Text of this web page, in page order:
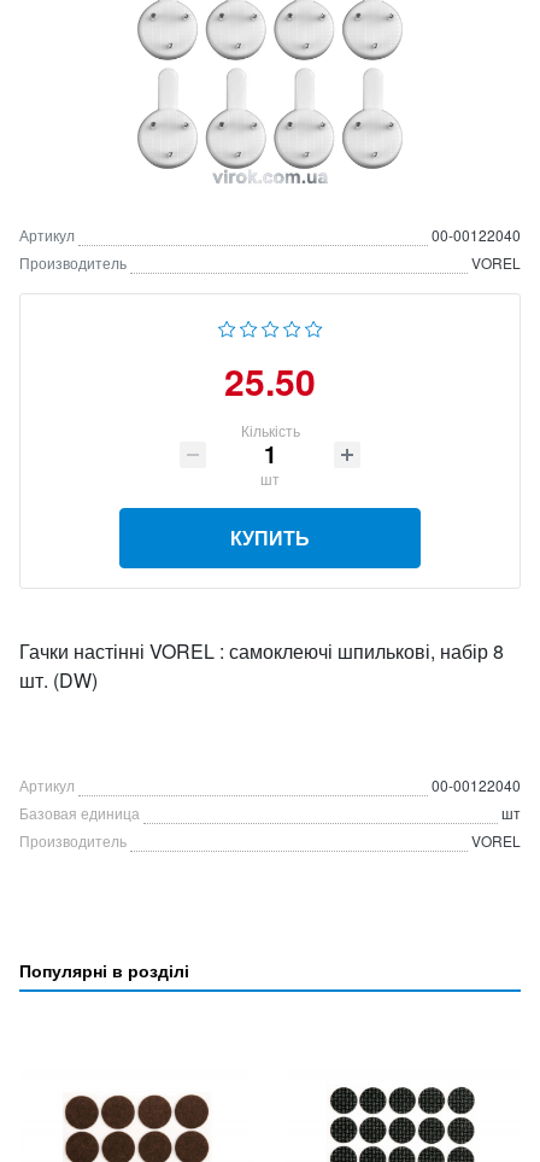
Артикул
00-00122040
Производитель
VOREL
25.50
Кількість
шт
КУПИТЬ
Гачки настінні VOREL : самоклеючі шпилькові, набір 8
шт. (DW)
Артикул
00-00122040
Базовая единица
шт
Производитель
VOREL
Популярні в розділі